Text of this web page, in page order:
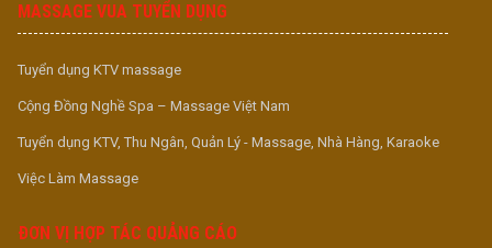
MASSAGE VUA TUYỂN DỤNG
Tuyển dụng KTV massage
Cộng Đồng Nghề Spa – Massage Việt Nam
Tuyển dụng KTV, Thu Ngân, Quản Lý - Massage, Nhà Hàng, Karaoke
Việc Làm Massage
ĐƠN VỊ HỢP TÁC QUẢNG CÁO